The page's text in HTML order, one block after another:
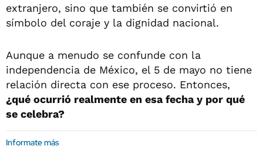
extranjero, sino que también se convirtió en
símbolo del coraje y la dignidad nacional.
Aunque a menudo se confunde con la
independencia de México, el 5 de mayo no tiene
relación directa con ese proceso. Entonces,
¿qué ocurrió realmente en esa fecha y por qué
se celebra?
Informate más